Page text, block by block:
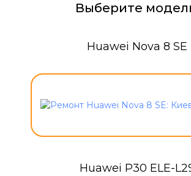
Выберите
Huawei Nova 8 SE
Huawei P30 ELE-